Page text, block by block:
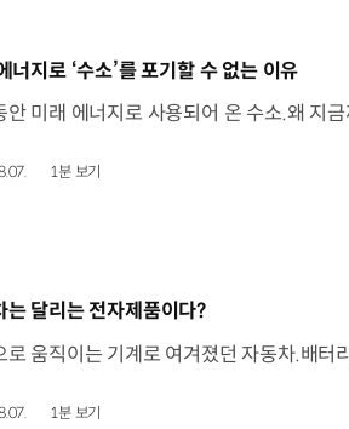
]
너지로 ‘수소’를 포기할 수 없는 이유
1분 보기
]
는 달리는 전자제품이다?
1분 보기